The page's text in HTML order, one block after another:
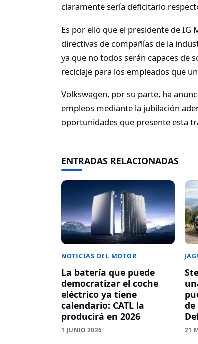
claramente sería deficitario
Es por ello que el presidente de IG
directivas de compañías de la
ya que no todos serán capaces de
reciclaje para los empleados que
Volkswagen, por su parte, ha
empleos mediante la jubilación
oportunidades que presente esta
ENTRADAS RELACIONADAS
NOTICIAS DEL MOTOR
La batería que puede
democratizar el coche
eléctrico ya tiene
calendario: CATL la
producirá en 2026
1 JUNIO 2026
de
21